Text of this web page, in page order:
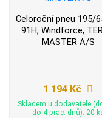
Celoroční pneu 195/
91H, Windforce,
MASTER A/S
1 194 Kč
Skladem u dodavatele
do 4 prac. dnů): 20